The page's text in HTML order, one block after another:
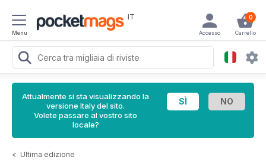
Menu
IT 0
Carrello
Accesso
Attualmente si sta visualizzando la
versione Italy del sito.
Volete passare al vostro sito
locale?
< Ultima edizione